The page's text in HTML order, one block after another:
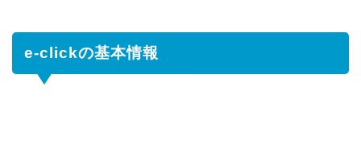
ャ
ン
e-clickの基本情報